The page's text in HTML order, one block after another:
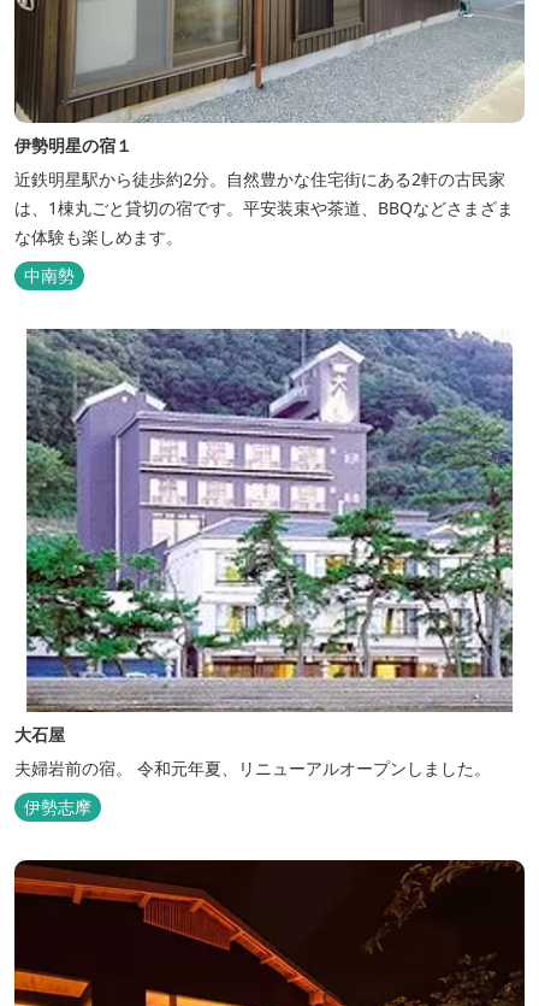
伊勢明星の宿１
近鉄明星駅から徒歩約2分。自然豊かな住宅街にある2軒の古民家
は、1棟丸ごと貸切の宿です。平安装束や茶道、BBQなどさまざま
な体験も楽しめます。
中南勢
大石屋
夫婦岩前の宿。 令和元年夏、リニューアルオープンしました。
伊勢志摩